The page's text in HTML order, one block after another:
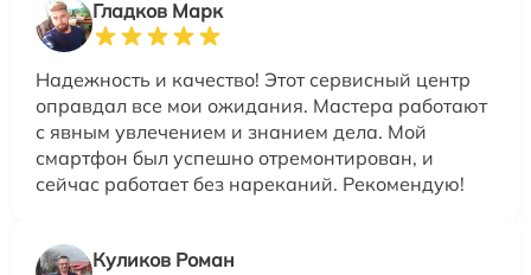
Гладков Марк
Надежность и качество! Этот сервисный центр
оправдал все мои ожидания. Мастера работают
с явным увлечением и знанием дела. Мой
смартфон был успешно отремонтирован, и
сейчас работает без нареканий. Рекомендую!
Куликов Роман